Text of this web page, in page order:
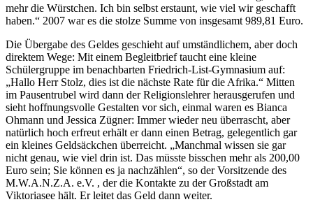
mehr die Würstchen. Ich bin selbst erstaunt, wie viel wir geschafft
haben.“ 2007 war es die stolze Summe von insgesamt 989,81 Euro.
Die Übergabe des Geldes geschieht auf umständlichem, aber doch
direktem Wege: Mit einem Begleitbrief taucht eine kleine
Schülergruppe im benachbarten Friedrich-List-Gymnasium auf:
„Hallo Herr Stolz, dies ist die nächste Rate für die Afrika.“ Mitten
im Pausentrubel wird dann der Religionslehrer herausgerufen und
sieht hoffnungsvolle Gestalten vor sich, einmal waren es Bianca
Ohmann und Jessica Zügner: Immer wieder neu überrascht, aber
natürlich hoch erfreut erhält er dann einen Betrag, gelegentlich gar
ein kleines Geldsäckchen überreicht. „Manchmal wissen sie gar
nicht genau, wie viel drin ist. Das müsste bisschen mehr als 200,00
Euro sein; Sie können es ja nachzählen“, so der Vorsitzende des
M.W.A.N.Z.A. e.V. , der die Kontakte zu der Großstadt am
Viktoriasee hält. Er leitet das Geld dann weiter.